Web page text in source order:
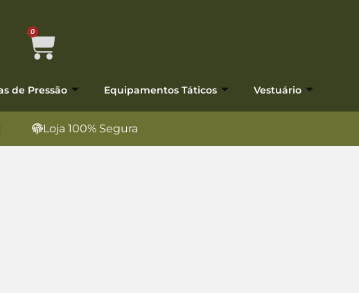
0
de Pressão Equipamentos Táticos Vestuário
Loja 100% Segura